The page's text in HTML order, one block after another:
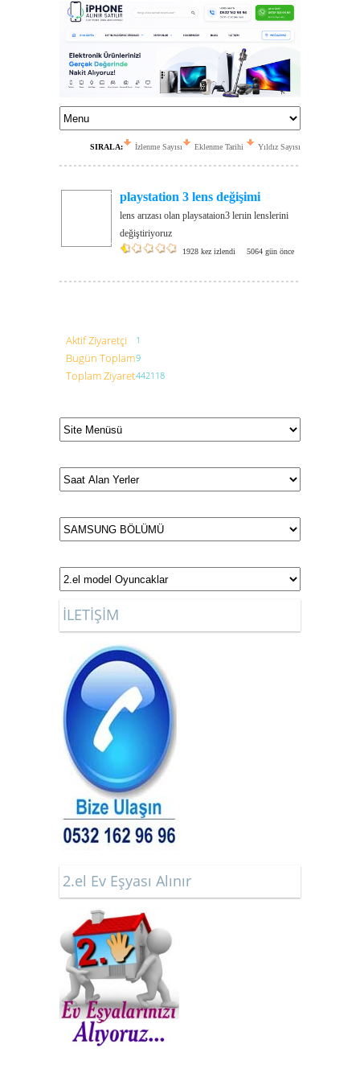
SIRALA: İzlenme Sayısı Eklenme Tarihi Yıldız Sayısı
playstation 3 lens değişimi
lens arızası olan playsataion3 lerıin lenslerini
değiştiriyoruz
1928 kez izlendi 5064 gün önce
Aktif Ziyaretçi 1
Bugün Toplam9
Toplam Ziyaret442118
İLETİŞİM
2.el Ev Eşyası Alınır